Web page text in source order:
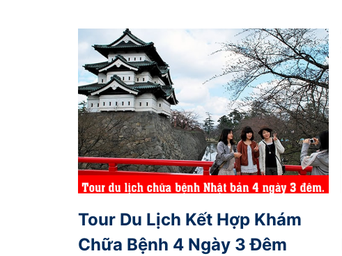
Tour Du Lịch Kết Hợp Khám
Chữa Bệnh 4 Ngày 3 Đêm